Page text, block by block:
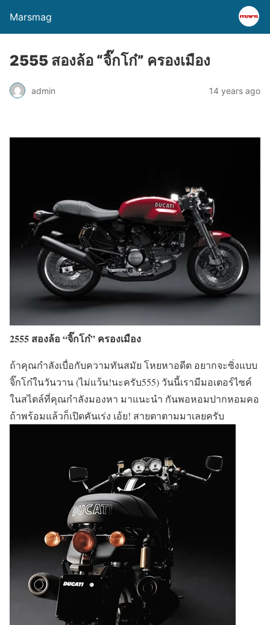
Marsmag
2555 สองล้อ “จิ๊กโก๋” ครองเมือง
admin 14 years ago
2555 สองล้อ “จิ๊กโก๋” ครองเมือง
ถ้าคุณกำลังเบื่อกับความทันสมัย โหยหาอดีต อยากจะซิ่งแบบ
จิ๊กโก๋ในวันวาน (ไม่แว้น!นะครับ555) วันนี้เรามีมอเตอร์ไซค์
ในสไตล์ที่คุณกำลังมองหา มาแนะนำ กันพอหอมปากหอมคอ
ถ้าพร้อมแล้วก็เปิดคันเร่ง เอ้ย! สายตาตามมาเลยครับ